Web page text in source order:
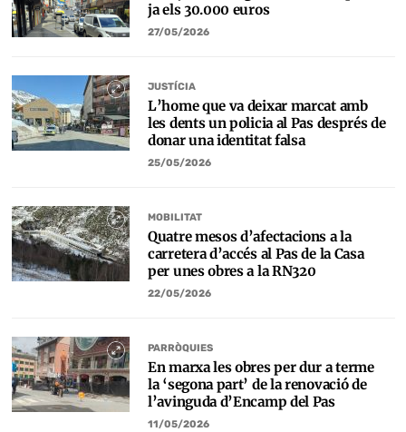
ja els 30.000 euros
27/05/2026
JUSTÍCIA
L’home que va deixar marcat amb
les dents un policia al Pas després de
donar una identitat falsa
25/05/2026
MOBILITAT
Quatre mesos d’afectacions a la
carretera d’accés al Pas de la Casa
per unes obres a la RN320
22/05/2026
PARRÒQUIES
En marxa les obres per dur a terme
la ‘segona part’ de la renovació de
l’avinguda d’Encamp del Pas
11/05/2026